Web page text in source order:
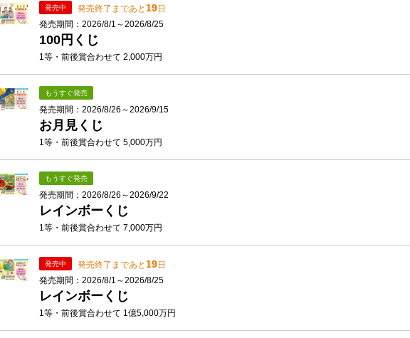
発売中 発売終了まであと 19日
発売期間：2026/8/1～2026/8/25
100円くじ
1等・前後賞合わせて 2,000万円
もうすぐ発売
発売期間：2026/8/26～2026/9/15
お月見くじ
1等・前後賞合わせて 5,000万円
もうすぐ発売
発売期間：2026/8/26～2026/9/22
レインボーくじ
1等・前後賞合わせて 7,000万円
発売中 発売終了まであと 19日
発売期間：2026/8/1～2026/8/25
レインボーくじ
1等・前後賞合わせて 1億5,000万円